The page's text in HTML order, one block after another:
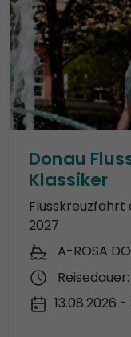
Donau
Klassiker
Flusskreuzfahrt
2027
A-ROSA
13.08.2026 -